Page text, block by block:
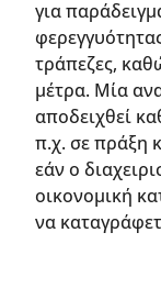
για
τράπεζες,
μέτρα. Μία
αποδειχθεί
π.χ. σε πράξη
εάν ο
οικονομική
να